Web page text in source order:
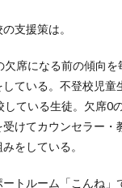
支援策は。
席になる前の傾向を
ている。不登校児童
している生徒。欠席0
けてカウンセラー・
をしている。
トルーム「こんね」